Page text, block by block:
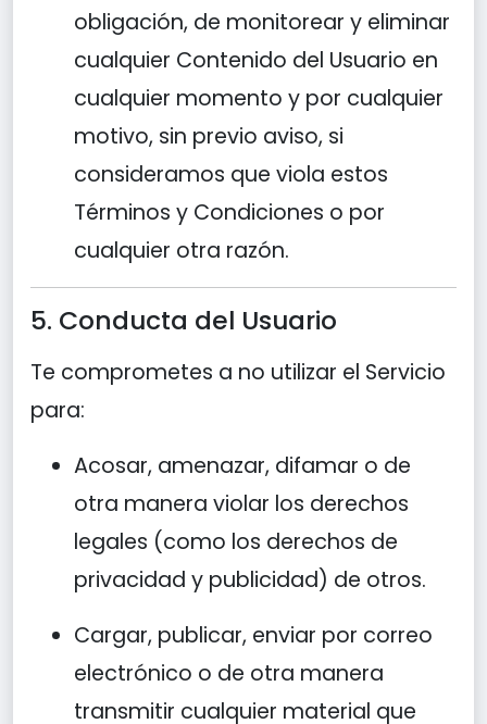
obligación, de monitorear y eliminar
cualquier Contenido del Usuario en
cualquier momento y por cualquier
motivo, sin previo aviso, si
consideramos que viola estos
Términos y Condiciones o por
cualquier otra razón.
5. Conducta del Usuario
Te comprometes a no utilizar el Servicio
para:
Acosar, amenazar, difamar o de
otra manera violar los derechos
legales (como los derechos de
privacidad y publicidad) de otros.
Cargar, publicar, enviar por correo
electrónico o de otra manera
transmitir cualquier material que